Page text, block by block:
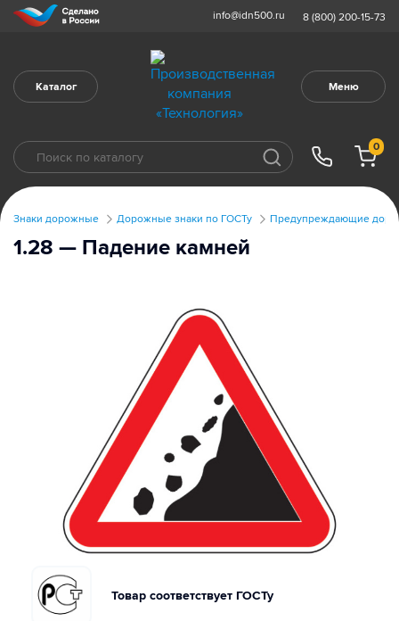
info@idn500.ru 8 (800) 200-15-73
Каталог Меню
0
Знаки дорожные Дорожные знаки по ГОСТу Предупреждающие
1.28 — Падение камней
Товар соответствует ГОСТу